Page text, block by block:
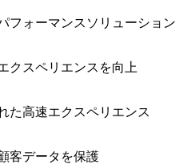
フォーマンスソリューション
クスペリエンスを向上
た高速エクスペリエンス
客データを保護